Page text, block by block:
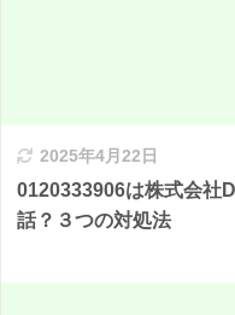
2025年4月22日
0120333906は株式会社
話？３つの対処法